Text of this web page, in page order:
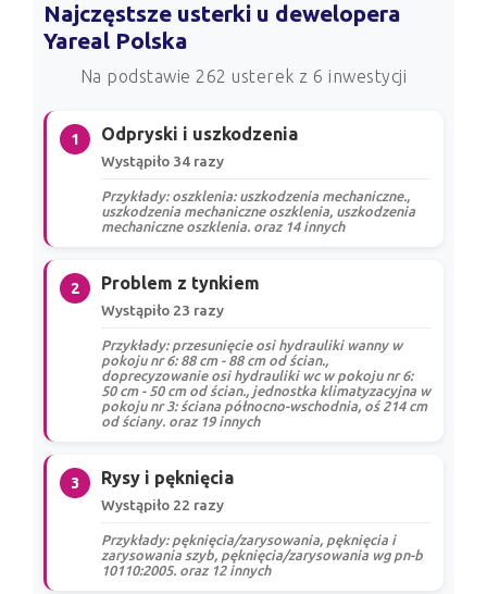
Najczęstsze usterki u dewelopera
Yareal Polska
Na podstawie 262 usterek z 6 inwestycji
1 Odpryski i uszkodzenia
Wystąpiło 34 razy
Przykłady: oszklenia: uszkodzenia mechaniczne.,
uszkodzenia mechaniczne oszklenia, uszkodzenia
mechaniczne oszklenia. oraz 14 innych
2 Problem z tynkiem
Wystąpiło 23 razy
Przykłady: przesunięcie osi hydrauliki wanny w
pokoju nr 6: 88 cm - 88 cm od ścian.,
doprecyzowanie osi hydrauliki wc w pokoju nr 6:
50 cm - 50 cm od ścian., jednostka klimatyzacyjna w
pokoju nr 3: ściana północno-wschodnia, oś 214 cm
od ściany. oraz 19 innych
3 Rysy i pęknięcia
Wystąpiło 22 razy
Przykłady: pęknięcia/zarysowania, pęknięcia i
zarysowania szyb, pęknięcia/zarysowania wg pn-b
10110:2005. oraz 12 innych